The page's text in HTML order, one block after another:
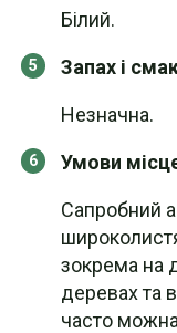
Білий.
Запах і
Незначна.
Умови
Сапробний
зокрема на
деревах та
часто